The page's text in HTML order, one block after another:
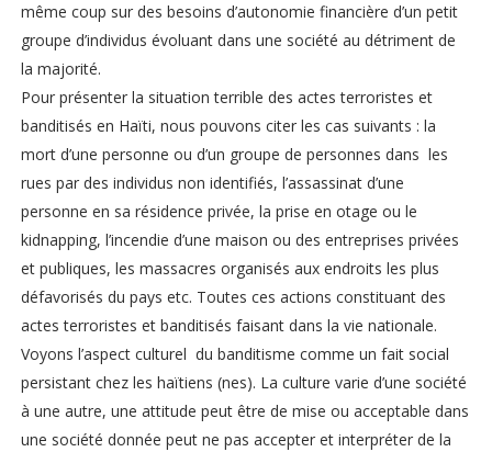
même coup sur des besoins d’autonomie financière d’un petit
groupe d’individus évoluant dans une société au détriment de
la majorité.
Pour présenter la situation terrible des actes terroristes et
banditisés en Haïti, nous pouvons citer les cas suivants : la
mort d’une personne ou d’un groupe de personnes dans les
rues par des individus non identifiés, l’assassinat d’une
personne en sa résidence privée, la prise en otage ou le
kidnapping, l’incendie d’une maison ou des entreprises privées
et publiques, les massacres organisés aux endroits les plus
défavorisés du pays etc. Toutes ces actions constituant des
actes terroristes et banditisés faisant dans la vie nationale.
Voyons l’aspect culturel du banditisme comme un fait social
persistant chez les haïtiens (nes). La culture varie d’une société
à une autre, une attitude peut être de mise ou acceptable dans
une société donnée peut ne pas accepter et interpréter de la